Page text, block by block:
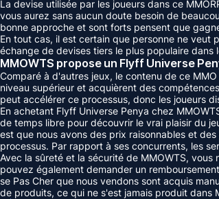
La devise utilisée par les joueurs dans ce
vous aurez sans aucun doute besoin de
bonne approche et sont forts pensent que
En tout cas, il est certain que personne ne veut
échange de devises tiers le plus populaire
MMOWTS propose un Flyff Universe
Comparé à d'autres jeux, le contenu de ce
niveau supérieur et acquièrent des
peut accélérer ce processus, donc les joueurs
En achetant Flyff Universe Penya chez
de temps libre pour découvrir le vrai plaisir du
est que nous avons des prix raisonnables et
processus. Par rapport à ses concurrents, les
Avec la sûreté et la sécurité de MMOWTS,
pouvez également demander un
se Pas Cher que nous vendons sont acquis
de produits, ce qui ne s'est jamais produit dans